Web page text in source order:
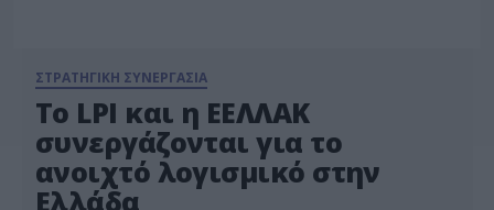
ΣΤΡΑΤΗΓΙΚΗ ΣΥΝΕΡΓΑΣΙΑ
Το LPI και η ΕΕΛΛΑΚ
συνεργάζονται για το
ανοιχτό λογισμικό στην
Ελλάδα